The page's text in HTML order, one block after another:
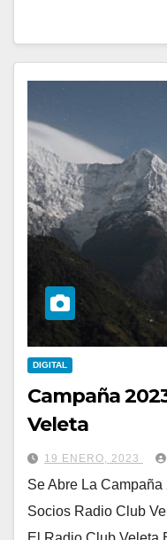
DIGITAL
Campaña
Veleta
19 ENERO, 2023
Se Abre La
Socios Radio Club